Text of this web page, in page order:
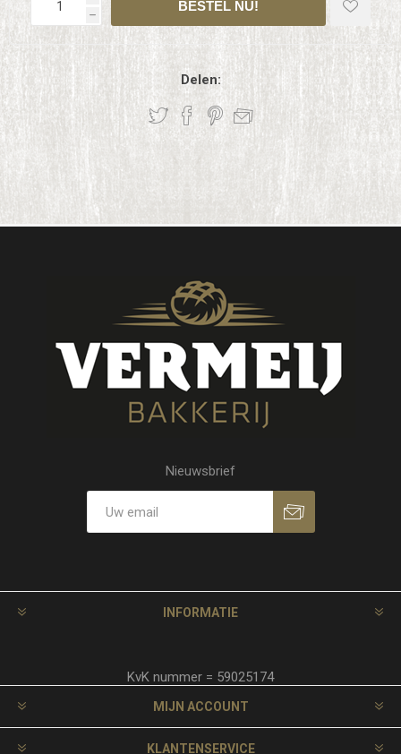
h
Delen:
Nieuwsbrief
INFORMATIE
KvK nummer = 59025174
MIJN ACCOUNT
KLANTENSERVICE